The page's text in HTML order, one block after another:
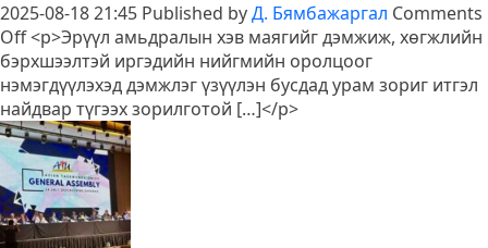
2025-08-18 21:45 Published byД. Бямбажаргал Comments
Offon
“ИТГЭЛ,
НАЙДВАР,
БОЛОМЖ”
марафонд
хамтдаа
нэгдэцгээе
<p>Эрүүл амьдралын хэв маягийг дэмжиж, хөгжлийн
бэрхшээлтэй иргэдийн нийгмийн оролцоог
нэмэгдүүлэхэд дэмжлэг үзүүлэн бусдад урам зориг итгэл
найдвар түгээх зорилготой […]</p>